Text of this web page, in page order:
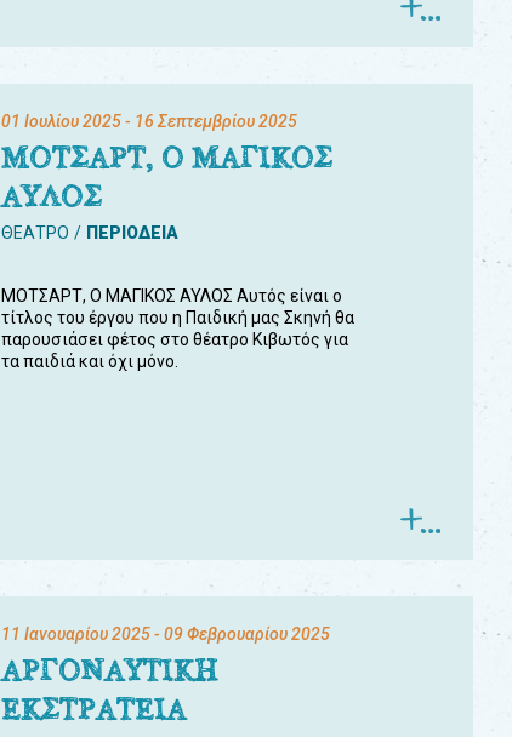
01 Ιουλίου 2025- 16 Σεπτεμβρίου 2025
ΜΟΤΣΑΡΤ, Ο ΜΑΓΙΚΟΣ
ΑΥΛΟΣ
ΘΕΑΤΡΟ ΠΕΡΙΟΔΕΙΑ
ΜΟΤΣΑΡΤ, Ο ΜΑΓΙΚΟΣ ΑΥΛΟΣ Αυτός είναι ο
τίτλος του έργου που η Παιδική μας Σκηνή θα
παρουσιάσει φέτος στο θέατρο Κιβωτός για
τα παιδιά και όχι μόνο.
11 Ιανουαρίου 2025- 09 Φεβρουαρίου 2025
ΑΡΓΟΝΑΥΤΙΚΗ
ΕΚΣΤΡΑΤΕΙΑ